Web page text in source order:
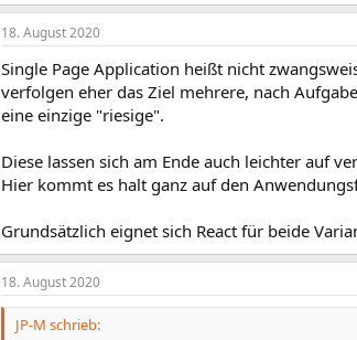
18. August 2020
Single Page Application heißt nicht
verfolgen eher das Ziel mehrere, nach
eine einzige "riesige".
Diese lassen sich am Ende auch leichter auf
Hier kommt es halt ganz auf den
Grundsätzlich eignet sich React für beide
18. August 2020
JP-M schrieb: